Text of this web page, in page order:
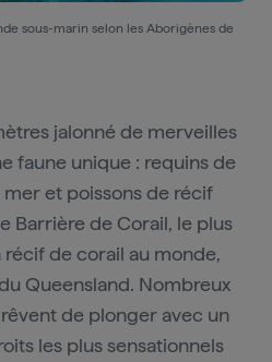
sous-marin selon les Aborigènes de
jalonné de merveilles
faune unique : requins de
et poissons de récif
Barrière de Corail, le plus
de corail au monde,
Queensland. Nombreux
de plonger avec un
les plus sensationnels